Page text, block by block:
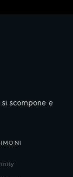
si scompone e